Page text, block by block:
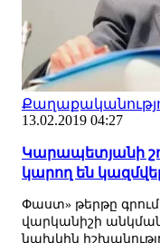
13.02.2019 04:27
Կարապետյանի
կարող են
Փաստ» թերթը
վարկանիշի
նախկին